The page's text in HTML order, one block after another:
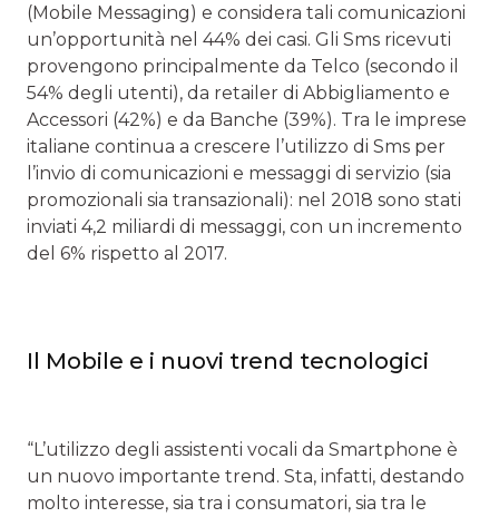
(Mobile Messaging) e considera tali comunicazioni
un’opportunità nel 44% dei casi. Gli Sms ricevuti
provengono principalmente da Telco (secondo il
54% degli utenti), da retailer di Abbigliamento e
Accessori (42%) e da Banche (39%). Tra le imprese
italiane continua a crescere l’utilizzo di Sms per
l’invio di comunicazioni e messaggi di servizio (sia
promozionali sia transazionali): nel 2018 sono stati
inviati 4,2 miliardi di messaggi, con un incremento
del 6% rispetto al 2017.
Il Mobile e i nuovi trend tecnologici
“L’utilizzo degli assistenti vocali da Smartphone è
un nuovo importante trend. Sta, infatti, destando
molto interesse, sia tra i consumatori, sia tra le